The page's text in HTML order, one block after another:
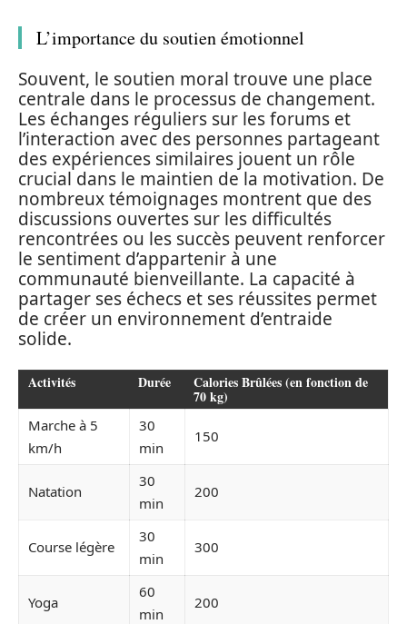
L’importance du soutien émotionnel
Souvent, le soutien moral trouve une place
centrale dans le processus de changement.
Les échanges réguliers sur les forums et
l’interaction avec des personnes partageant
des expériences similaires jouent un rôle
crucial dans le maintien de la motivation. De
nombreux témoignages montrent que des
discussions ouvertes sur les difficultés
rencontrées ou les succès peuvent renforcer
le sentiment d’appartenir à une
communauté bienveillante. La capacité à
partager ses échecs et ses réussites permet
de créer un environnement d’entraide
solide.
Activités Durée Calories Brûlées (en fonction de
70 kg)
Marche à 5
km/h
30
min
150
Natation
30
min
200
Course légère
30
min
300
Yoga
60
min
200